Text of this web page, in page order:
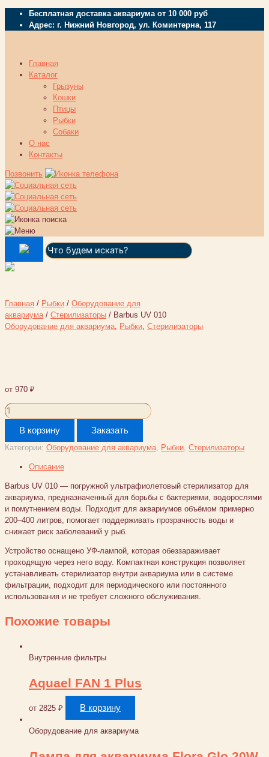
Бесплатная доставка аквариума от 10 000 руб
Адрес: г. Нижний Новгород, ул. Коминтерна, 117
Главная
Каталог
Грызуны
Кошки
Птицы
Рыбки
Собаки
О нас
Контакты
Позвонить
Поиск:
Главная / Рыбки / Оборудование для
аквариума / Стерилизаторы / Barbus UV 010
Оборудование для аквариума Рыбки Стерилизаторы
от 970 ₽
Количество
товара
Barbus
UV
010
В корзину Заказать
Категории: Оборудование для аквариума Рыбки Стерилизаторы
Описание
Barbus UV 010 — погружной ультрафиолетовый стерилизатор для
аквариума, предназначенный для борьбы с бактериями, водорослями
и помутнением воды. Подходит для аквариумов объёмом примерно
200–400 литров, помогает поддерживать прозрачность воды и
снижает риск заболеваний у рыб.
Устройство оснащено УФ-лампой, которая обеззараживает
проходящую через него воду. Компактная конструкция позволяет
устанавливать стерилизатор внутри аквариума или в системе
фильтрации, подходит для периодического или постоянного
использования и не требует сложного обслуживания.
Похожие товары
Внутренние фильтры
Aquael FAN 1 Plus
от 2825 ₽ В корзину
Оборудование для аквариума